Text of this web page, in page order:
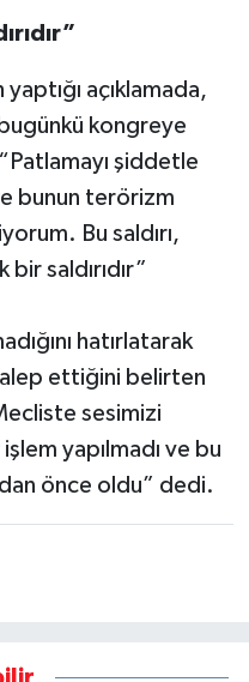
açıklamada,
kongreye
şiddetle
bunun terörizm
Bu saldırı,
saldırıdır”
hatırlatarak
talep ettiğini belirten
sesimizi
yapılmadı ve bu
önce oldu” dedi.